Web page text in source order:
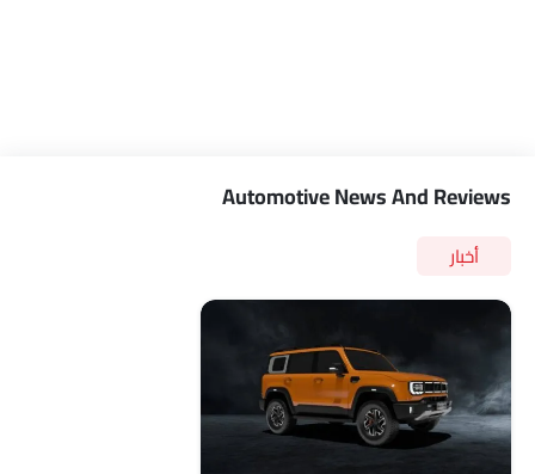
Automotive News And Reviews
أخبار